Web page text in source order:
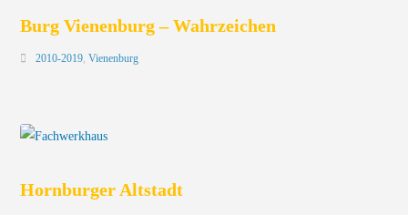
Burg Vienenburg – Wahrzeichen
2010-2019,Vienenburg
Hornburger Altstadt